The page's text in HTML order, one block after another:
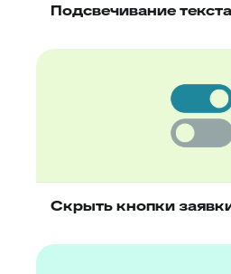
Подсвечивание текста
Скрыть кнопки